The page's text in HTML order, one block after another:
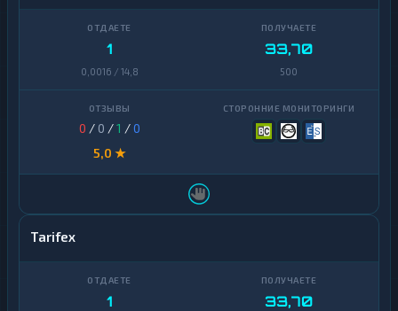
1
0,0016 / 14,8
33,70
500
0 / 0 /1 /0
5,0 ★
Tarifex
1 33,70